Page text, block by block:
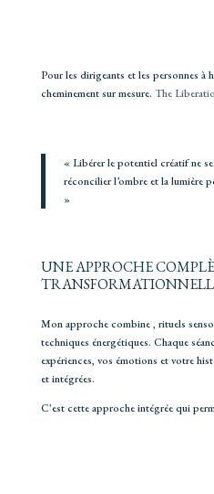
Pour les dirigeants et les personnes à
cheminement sur mesure. The
« Libérer le potentiel créatif ne
réconcilier l’ombre et la lumière
»
UNE APPROCHE
Mon approche combine , rituels
techniques énergétiques. Chaque
expériences, vos émotions et votre
et intégrées.
C'est cette approche intégrée qui